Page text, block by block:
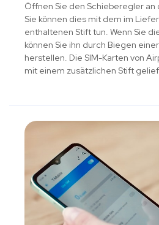
Öffnen Sie den Schieberegler an
Sie können dies mit dem im
enthaltenen Stift tun. Wenn Sie
können Sie ihn durch Biegen
herstellen. Die SIM-Karten von
mit einem zusätzlichen Stift